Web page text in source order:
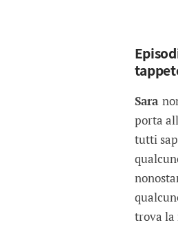
Sara
porta
tutti
trova la